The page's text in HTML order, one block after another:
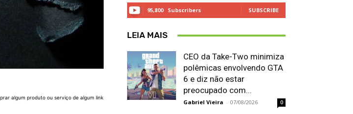
algum produto ou serviço de algum link
95,800 Subscribers SUBSCRIBE
LEIA MAIS
CEO da Take-Two minimiza
polêmicas envolvendo GTA
6 e diz não estar
preocupado com...
Gabriel Vieira - 07/08/2026 0